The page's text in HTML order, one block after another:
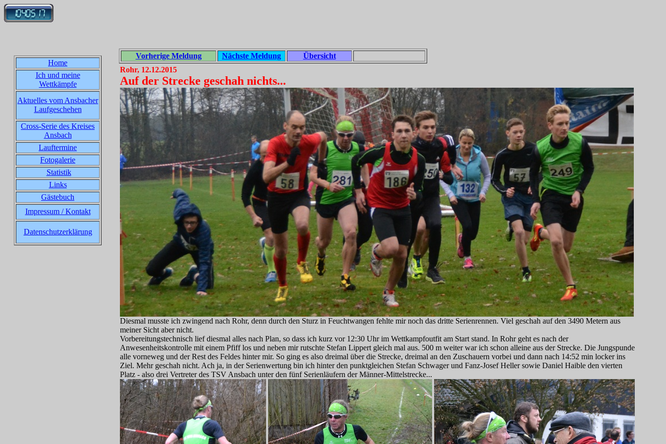
Home
Ich und meine
Wettkämpfe
Aktuelles vom Ansbacher
Laufgeschehen
Cross-Serie des Kreises
Ansbach
Lauftermine
Fotogalerie
Statistik
Links
Gästebuch
Impressum / Kontakt
Datenschutzerklärung
Vorherige Meldung Nächste Meldung
Übersicht
Rohr, 12.12.2015
Auf der Strecke geschah nichts...
Diesmal musste ich zwingend nach Rohr, denn durch den Sturz in Feuchtwangen fehlte mir noch das dritte Serienrennen. Viel geschah auf den 3490 Metern aus
meiner Sicht aber nicht.
Vorbereitungstechnisch lief diesmal alles nach Plan, so dass ich kurz vor 12:30 Uhr im Wettkampfoutfit am Start stand. In Rohr geht es nach der
Anwesenheitskontrolle mit einem Pfiff los und neben mir rutschte Stefan Lippert gleich mal aus. 500 m weiter war ich schon alleine aus der Strecke. Die Jungspunde
alle vorneweg und der Rest des Feldes hinter mir. So ging es also dreimal über die Strecke, dreimal an den Zuschauern vorbei und dann nach 14:52 min locker ins
Ziel. Mehr geschah nicht. Ach ja, in der Serienwertung bin ich hinter den punktgleichen Stefan Schwager und Fanz-Josef Heller sowie Daniel Haible den vierten
Platz - also drei Vertreter des TSV Ansbach unter den fünf Serienläufern der Männer-Mittelstrecke...